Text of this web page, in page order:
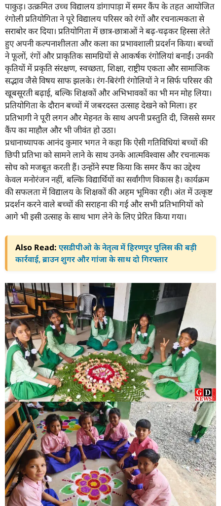
पाकुड़। उत्क्रमित उच्च विद्यालय डांगापाड़ा में समर कैंप के तहत आयोजित
रंगोली प्रतियोगिता ने पूरे विद्यालय परिसर को रंगों और रचनात्मकता से
सराबोर कर दिया। प्रतियोगिता में छात्र-छात्राओं ने बढ़-चढ़कर हिस्सा लेते
हुए अपनी कल्पनाशीलता और कला का प्रभावशाली प्रदर्शन किया। बच्चों
ने फूलों, रंगों और प्राकृतिक सामग्रियों से आकर्षक रंगोलियां बनाईं। उनकी
कृतियों में प्रकृति संरक्षण, स्वच्छता, शिक्षा, राष्ट्रीय एकता और सामाजिक
सद्भाव जैसे विषय साफ झलके। रंग-बिरंगी रंगोलियों ने न सिर्फ परिसर की
खूबसूरती बढ़ाई, बल्कि शिक्षकों और अभिभावकों का भी मन मोह लिया।
प्रतियोगिता के दौरान बच्चों में जबरदस्त उत्साह देखने को मिला। हर
प्रतिभागी ने पूरी लगन और मेहनत के साथ अपनी प्रस्तुति दी, जिससे समर
कैंप का माहौल और भी जीवंत हो उठा।
प्रधानाध्यापक आनंद कुमार भगत ने कहा कि ऐसी गतिविधियां बच्चों की
छिपी प्रतिभा को सामने लाने के साथ उनके आत्मविश्वास और रचनात्मक
सोच को मजबूत करती हैं। उन्होंने स्पष्ट किया कि समर कैंप का उद्देश्य
केवल मनोरंजन नहीं, बल्कि विद्यार्थियों का सर्वांगीण विकास है। कार्यक्रम
की सफलता में विद्यालय के शिक्षकों की अहम भूमिका रही। अंत में उत्कृष्ट
प्रदर्शन करने वाले बच्चों की सराहना की गई और सभी प्रतिभागियों को
आगे भी इसी उत्साह के साथ भाग लेने के लिए प्रेरित किया गया।
Also Read: एसडीपीओ के नेतृत्व में हिरणपुर पुलिस की बड़ी
कार्रवाई, ब्राउन शुगर और गांजा के साथ दो गिरफ्तार